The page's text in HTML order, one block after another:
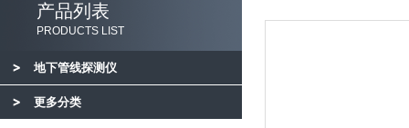
产品列表
PRODUCTS LIST
地下管线探测仪
更多分类